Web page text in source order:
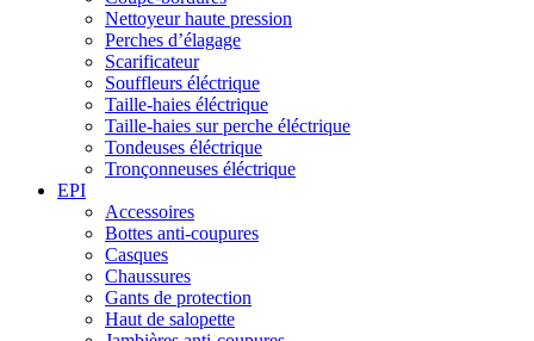
Nettoyeur haute pression
Perches d’élagage
Scarificateur
Souffleurs éléctrique
Taille-haies éléctrique
Taille-haies sur perche éléctrique
Tondeuses éléctrique
Tronçonneuses éléctrique
EPI
Accessoires
Bottes anti-coupures
Casques
Chaussures
Gants de protection
Haut de salopette